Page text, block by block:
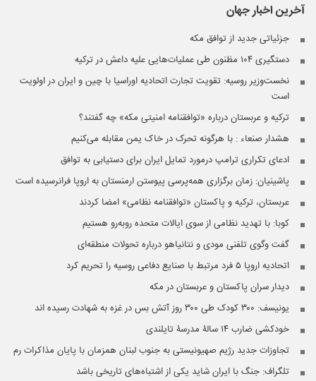
آخرین اخبارجهان
جزئیاتی جدید از توافق مکه
دستگیری ۱۰۴ مظنون طی عملیات‌هایی علیه داعش در ترکیه
نخست‌وزیر روسیه:‌ تقویت تجارت اتحادیه اوراسیا با چین و ایران در اولویت
است
ترکیه و عربستان درباره «توافقنامه امنیتی مکه» چه گفتند؟
هشدار صنعاء : با هرگونه تحرک در خاک یمن مقابله می‌کنیم
ادعای تکراری ترامپ درمورد تمایل ایران برای دستیابی به توافق
پاشینیان: زمان برگزاری همه‌پرسی پیوستن ارمنستان به اروپا فرانرسیده است
عربستان، ترکیه و پاکستان «توافقنامه نظامی» امضا کردند
کوبا: با تهدید نظامی از سوی ایالات متحده روبه‌رو هستیم
گفت وگوی تلفنی مودی و نتانیاهو درباره تحولات منطقه‌ای
اتحادیه اروپا ۵ فرد مرتبط با صنایع دفاعی روسیه را تحریم کرد
دیدار سران پاکستان و عربستان در مکه
یونیسف: ۳۰۰ کودک طی ۳۰۰ روز آتش بس در غزه به شهادت رسیده اند
خودکشی ضارب ۱۴ سالۀ مدرسۀ تایلندی
تجاوزات جدید رژیم صهیونیستی به جنوب لبنان همزمان با پایان مذاکرات رم
تلگراف: جنگ با ایران شاید یکی از اشتباه‌های تاریخی باشد